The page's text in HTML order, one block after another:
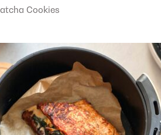
Cookies